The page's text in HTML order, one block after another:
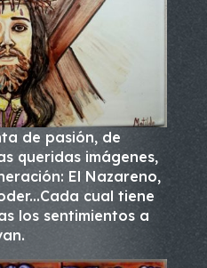
de pasión, de
queridas imágenes,
El Nazareno,
cual tiene
los sentimientos a